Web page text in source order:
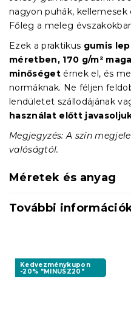
nagyon puhák, kellemesek
Főleg a meleg
Ezek a praktikus gumis
méretben, 170 g/m²
minőséget érnek el, és
normáknak. Ne féljen
lendületet szállodájának
használat előtt
Megjegyzés: A szín
valóságtól.
Méretek és anyag
További
Kedvezménykupon
-20% "MINUSZ20"